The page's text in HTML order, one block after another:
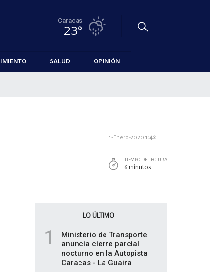
Caracas
23°
SALUD OPINIÓN
1-Enero-2020 1:42
TIEMPO DE LECTURA
6 minutos
LO ÚLTIMO
1
Ministerio de Transporte
anuncia cierre parcial
nocturno en la Autopista
Caracas - La Guaira